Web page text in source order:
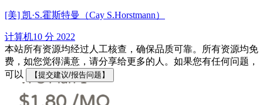
[美] 凯·S.霍斯特曼（Cay S.Horstmann）
计算机10 分 2022
本站所有资源均经过人工核查，确保品质可靠。所有资源均免
费，如您觉得满意，请分享给更多的人。如果您有任何问题，
可以
【提交建议/报告问题】